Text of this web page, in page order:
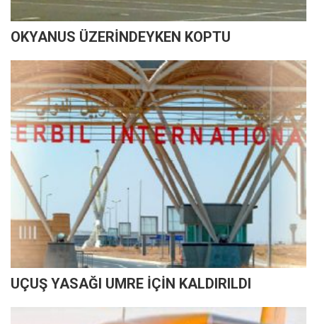
OKYANUS ÜZERİNDEYKEN KOPTU
UÇUŞ YASAĞI UMRE İÇİN KALDIRILDI